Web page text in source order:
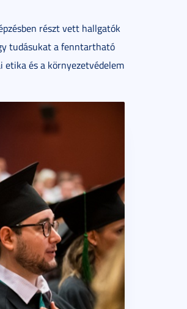
részt vett hallgatók
tudásukat a fenntartható
etika és a környezetvédelem